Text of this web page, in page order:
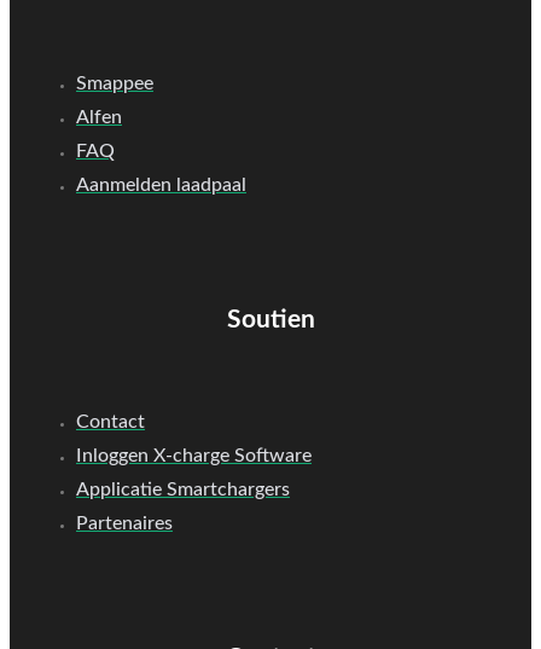
Smappee
Alfen
FAQ
Aanmelden laadpaal
Soutien
Contact
Inloggen X-charge Software
Applicatie Smartchargers
Partenaires